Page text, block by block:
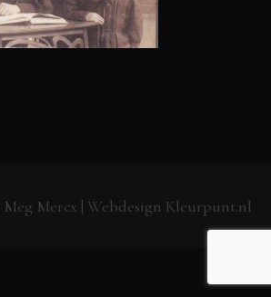
Meg Mercx | Webdesign Kleurpunt.nl